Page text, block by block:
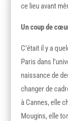
ce lieu avant
Un coup de
C’était il y a
Paris dans
naissance de
changer de
à Cannes, elle
Mougins, elle